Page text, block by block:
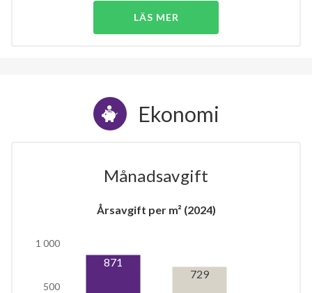
LÄS MER
Ekonomi
Månadsavgift
Årsavgift per m² (2024)
500
1 000
871
729